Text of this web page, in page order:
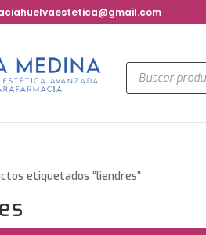
Búsqueda
de
productos
etiquetados “liendres”